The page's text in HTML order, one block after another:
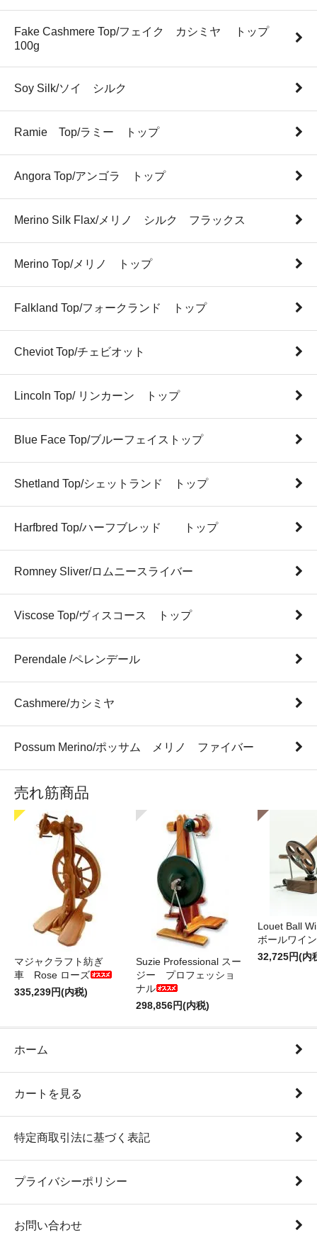
Fake Cashmere Top/フェイク カシミヤ トップ
100g
Soy Silk/ソイ シルク
Ramie Top/ラミー トップ
Angora Top/アンゴラ トップ
Merino Silk Flax/メリノ シルク フラックス
Merino Top/メリノ トップ
Falkland Top/フォークランド トップ
Cheviot Top/チェビオット
Lincoln Top/ リンカーン トップ
Blue Face Top/ブルーフェイストップ
Shetland Top/シェットランド トップ
Harfbred Top/ハーフブレッド トップ
Romney Sliver/ロムニースライバー
Viscose Top/ヴィスコース トップ
Perendale /ペレンデール
Cashmere/カシミヤ
Possum Merino/ポッサム メリノ ファイバー
売れ筋商品
マジャクラフト紡ぎ
車 Rose ローズ
335,239円(内税)
Suzie Professional スー
ジー プロフェッショ
ナル
298,856円(内税)
Louet Ball
ボールワイ
32,725円(内
ホーム
カートを見る
特定商取引法に基づく表記
プライバシーポリシー
お問い合わせ